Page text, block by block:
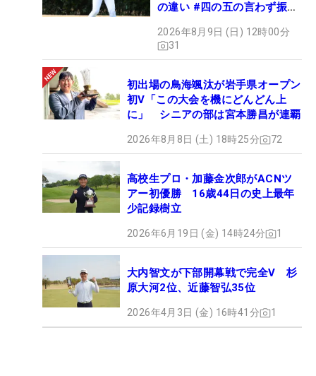
の違い #四の五の言わず振り
2026年8月9日 (日) 12時00分
31
初出場の鳥海颯汰が岩手県オープン
初V「この大会を機にどんどん上
に」 シニアの部は宮本勝昌が連覇
2026年8月8日 (土) 18時25分 72
高校生プロ・加藤金次郎がACNツ
アー初優勝 16歳44日の史上最年
少記録樹立
2026年6月19日 (金) 14時24分 1
大内智文が下部開幕戦で完全V 杉
原大河2位、近藤智弘35位
2026年4月3日 (金) 16時41分 1